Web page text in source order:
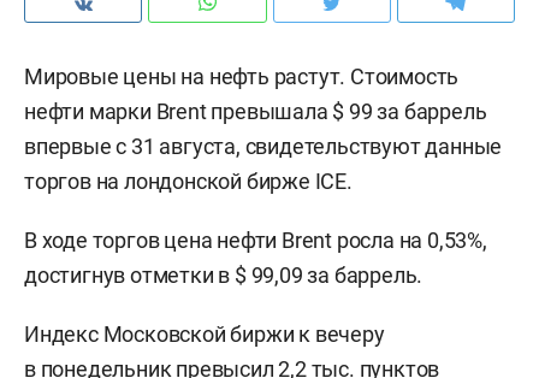
Мировые цены на нефть растут. Стоимость
нефти марки Brent превышала $ 99 за баррель
впервые с 31 августа, свидетельствуют данные
торгов на лондонской бирже ICE.
В ходе торгов цена нефти Brent росла на 0,53%,
достигнув отметки в $ 99,09 за баррель.
Индекс Московской биржи к вечеру
в понедельник превысил 2,2 тыс. пунктов